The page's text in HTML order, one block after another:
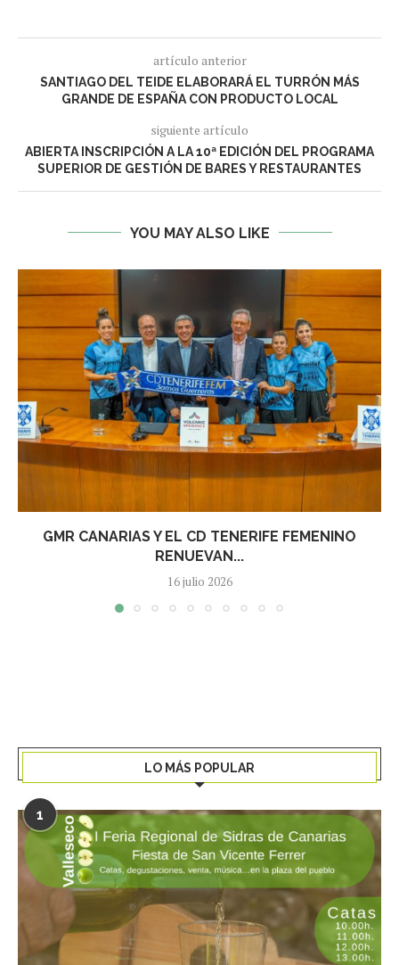
artículo anterior
SANTIAGO DEL TEIDE ELABORARÁ EL TURRÓN MÁS
GRANDE DE ESPAÑA CON PRODUCTO LOCAL
siguiente artículo
ABIERTA INSCRIPCIÓN A LA 10ª EDICIÓN DEL PROGRAMA
SUPERIOR DE GESTIÓN DE BARES Y RESTAURANTES
YOU MAY ALSO LIKE
GMR CANARIAS Y EL CD TENERIFE FEMENINO
RENUEVAN...
16 julio 2026
LO MÁS POPULAR
1